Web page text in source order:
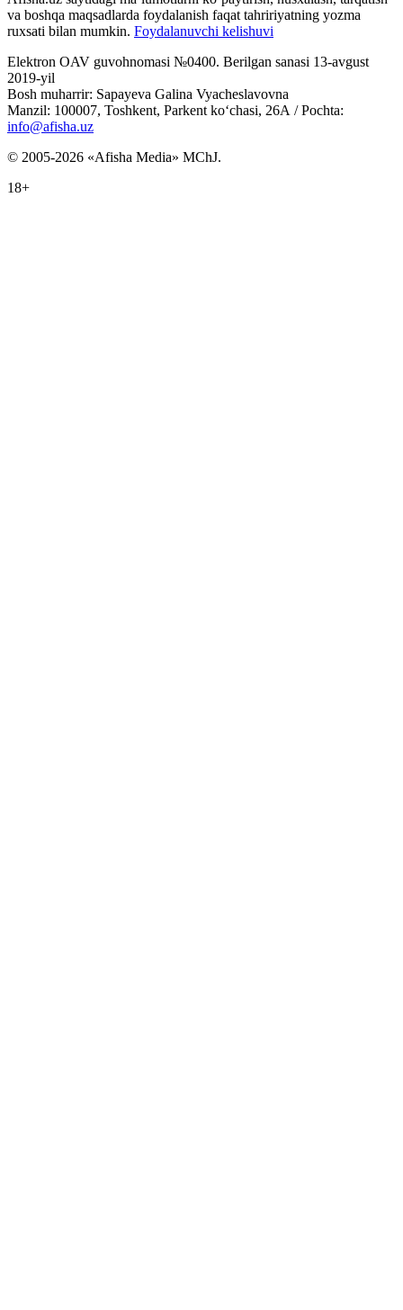
va boshqa maqsadlarda foydalanish faqat tahririyatning yozma
ruxsati bilan mumkin. Foydalanuvchi kelishuvi
Elektron OAV guvohnomasi №0400. Berilgan sanasi 13-avgust
2019-yil
Bosh muharrir: Sapayeva Galina Vyacheslavovna
Manzil: 100007, Toshkent, Parkent ko‘chasi, 26А / Pochta:
info@afisha.uz
© 2005-2026 «Afisha Media» MChJ.
18+